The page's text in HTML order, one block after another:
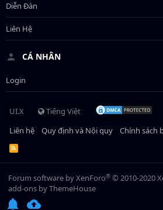
Diễn Đàn
Liên Hệ
CÁ NHÂN
Login
UI.X
Tiếng Việt
Liên hệ
Quy định và Nội quy Chính sách
R
S
Forum software by XenForo® © 2010-2020
add-ons by ThemeHouse